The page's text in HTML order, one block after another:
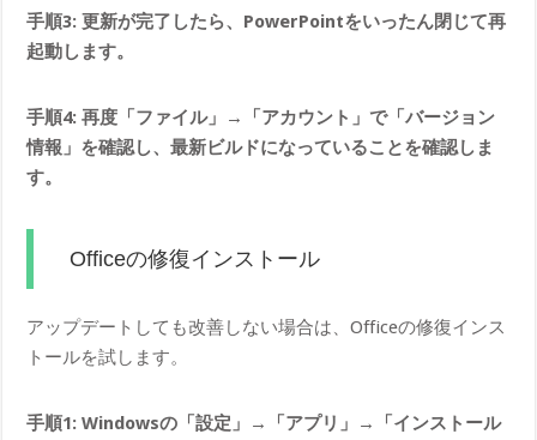
手順3: 更新が完了したら、PowerPointをいったん閉じて再
起動します。
手順4: 再度「ファイル」→「アカウント」で「バージョン
情報」を確認し、最新ビルドになっていることを確認しま
す。
Officeの修復インストール
アップデートしても改善しない場合は、Officeの修復インス
トールを試します。
手順1: Windowsの「設定」→「アプリ」→「インストール